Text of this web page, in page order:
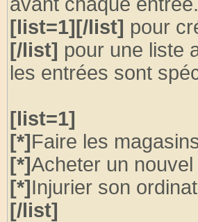
[list=1][/list] pour
[/list] pour une liste
les entrées sont
[list=1]
[*]Faire les
[*]Acheter un
[*]Injurier son
[/list]